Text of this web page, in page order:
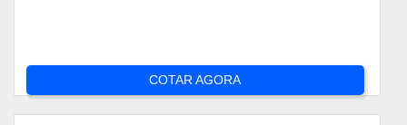
COTAR AGORA